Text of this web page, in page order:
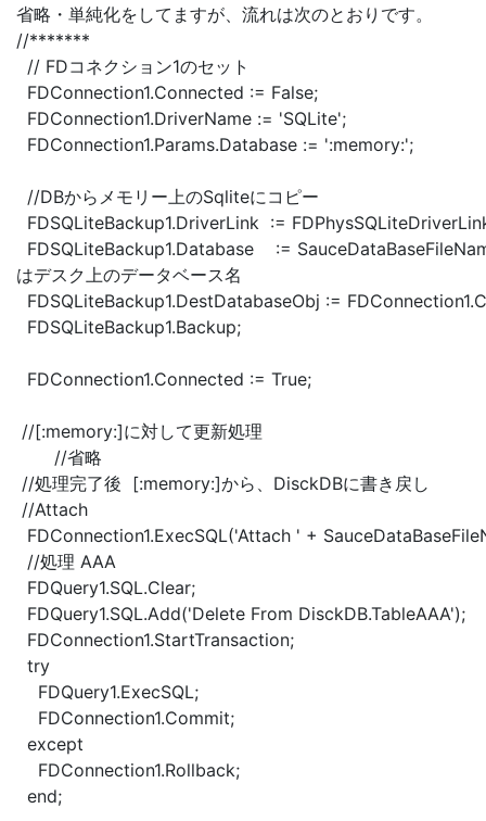
省略・単純化をしてますが、流れは次のとおりです。
//*******
// FDコネクション1のセット
FDConnection1.Connected := False;
FDConnection1.DriverName := 'SQLite';
FDConnection1.Params.Database := ':memory:';
//DBからメモリー上のSqliteにコピー
FDSQLiteBackup1.DriverLink :=
FDSQLiteBackup1.Database :=
はデスク上のデータベース名
FDSQLiteBackup1.DestDatabaseObj :=
FDSQLiteBackup1.Backup;
FDConnection1.Connected := True;
//[:memory:]に対して更新処理
//省略
//処理完了後 [:memory:]から、DisckDBに書き戻し
//Attach
FDConnection1.ExecSQL('Attach ' +
//処理 AAA
FDQuery1.SQL.Clear;
FDQuery1.SQL.Add('Delete From DisckDB.TableAAA');
FDConnection1.StartTransaction;
try
FDQuery1.ExecSQL;
FDConnection1.Commit;
except
FDConnection1.Rollback;
end;